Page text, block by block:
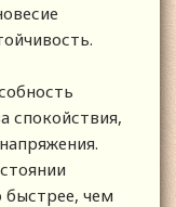
спокойствия,
быстрее, чем